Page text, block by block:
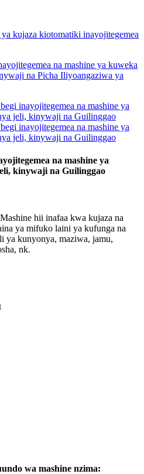
kujaza kiotomatiki inayojitegemea
na mashine ya
kinywaji na Guilinggao
hii inafaa kwa kujaza na
ya mifuko laini ya kufunga na
ya kunyonya, maziwa, jamu,
nk.
wa mashine nzima: